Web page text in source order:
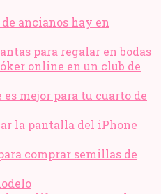
ancianos hay en
para regalar en bodas
online en un club de
es mejor para tu cuarto de
la pantalla del iPhone
comprar semillas de